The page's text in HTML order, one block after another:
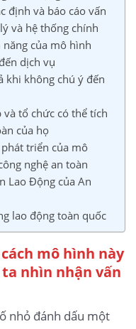
định và báo cáo vấn
và hệ thống chính
của mô hình
dịch vụ
khi không chú ý đến
và tổ chức có thể tích
của họ
triển của mô
nghệ an toàn
Lao Động của An
lao động toàn quốc
mô hình này
nhìn nhận vấn
nhỏ đánh dấu một